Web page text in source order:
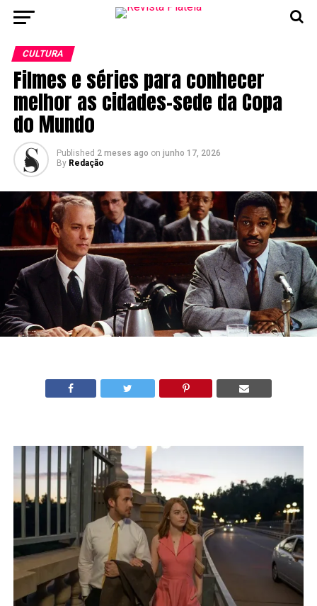
CULTURA
Filmes e séries para conhecer
melhor as cidades-sede da Copa
do Mundo
Published 2 meses ago on junho 17, 2026
By Redação